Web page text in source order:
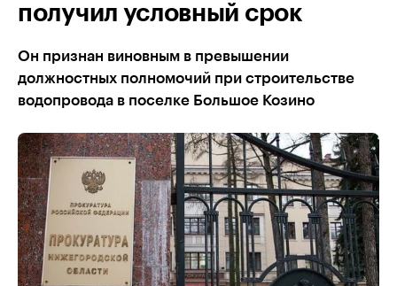
получил условный срок
Он признан виновным в превышении
должностных полномочий при строительстве
водопровода в поселке Большое Козино